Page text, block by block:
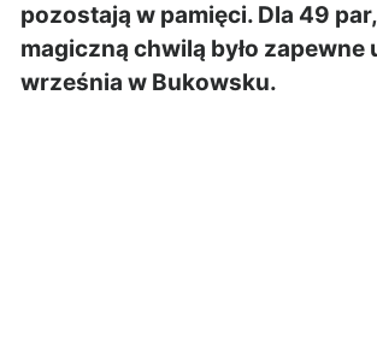
pozostają w pamięci. Dla 49
magiczną chwilą było
września w Bukowsku.